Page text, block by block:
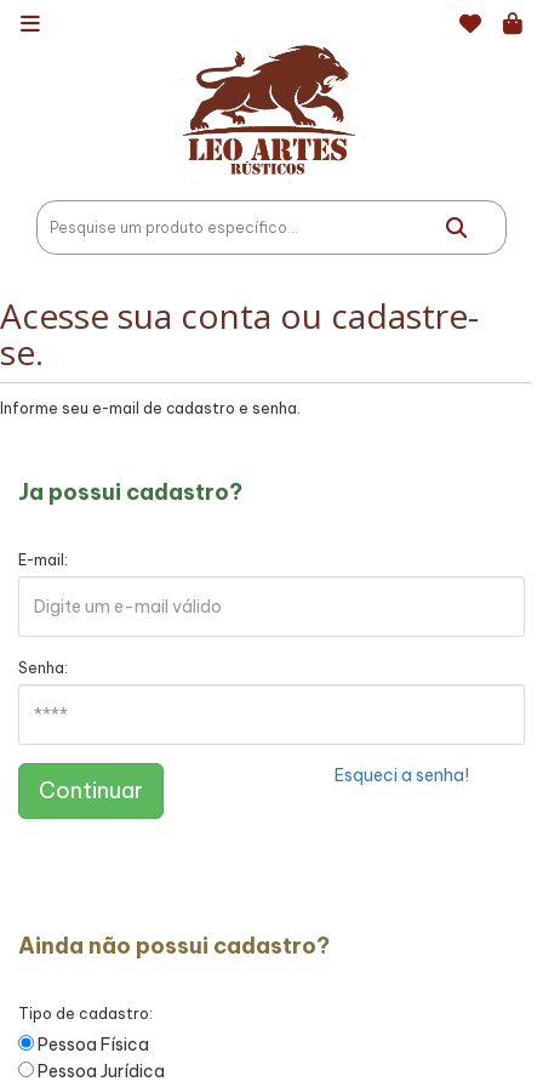
Acesse sua conta ou cadastre-
se.
Informe seu e-mail de cadastro e senha.
Ja possui cadastro?
E-mail:
Senha:
Continuar
Esqueci a senha!
Ainda não possui cadastro?
Tipo de cadastro:
Pessoa Física
Pessoa Jurídica